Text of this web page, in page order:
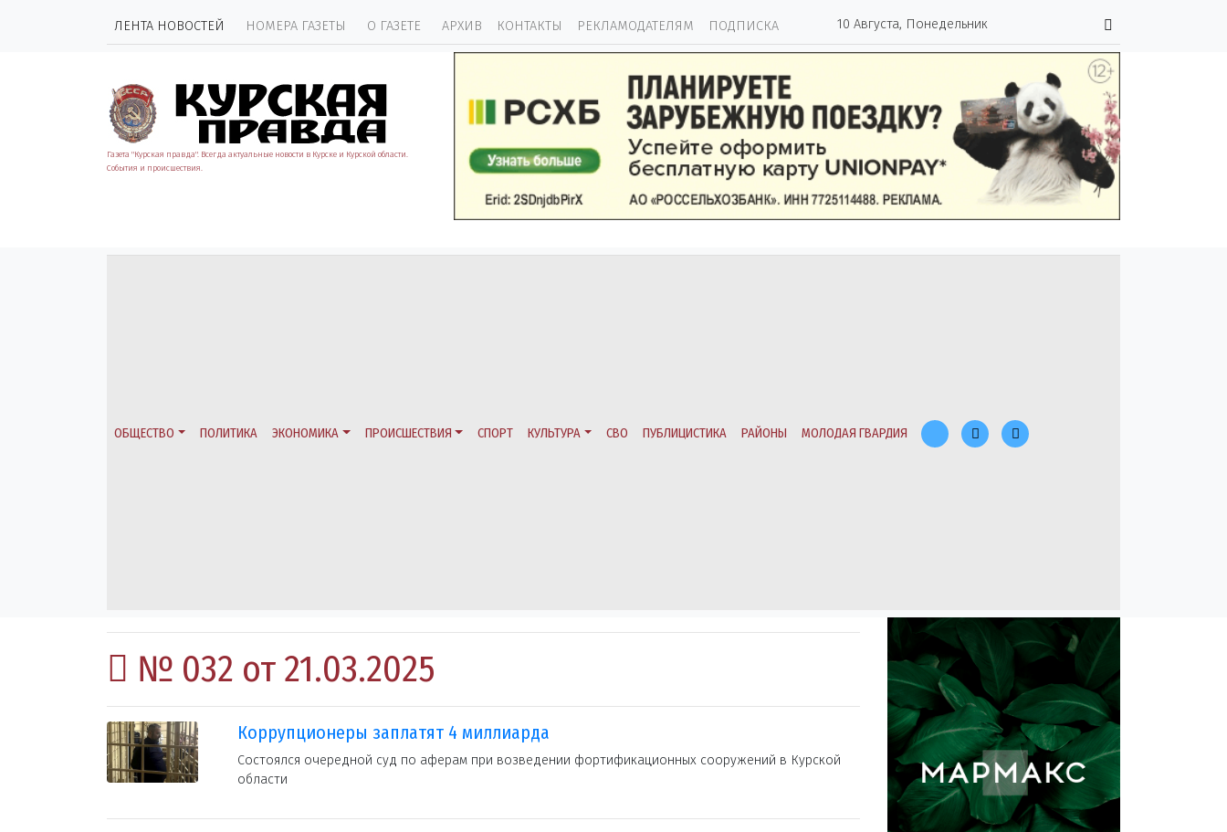
ЛЕНТА НОВОСТЕЙ НОМЕРА ГАЗЕТЫ О ГАЗЕТЕ АРХИВ КОНТАКТЫ РЕКЛАМОДАТЕЛЯМ ПОДПИСКА 10 Августа, Понедельник
Газета "Курская правда". Всегда актуальные новости в Курске и Курской области.
События и происшествия.
ОБЩЕСТВО ПОЛИТИКА ЭКОНОМИКА ПРОИСШЕСТВИЯ СПОРТ КУЛЬТУРА СВО ПУБЛИЦИСТИКА РАЙОНЫ МОЛОДАЯ ГВАРДИЯ
№ 032 от 21.03.2025
Коррупционеры заплатят 4 миллиарда
Состоялся очередной суд по аферам при возведении фортификационных сооружений в Курской
области